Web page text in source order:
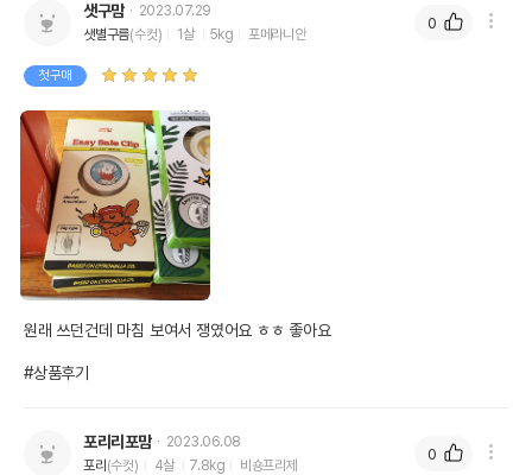
샛구맘
2023.07.29
샛별구름(수컷) 1살 5kg 포메라니안
첫구매
원래 쓰던건데 마침 보여서 쟁였어요 ㅎㅎ 좋아요
#상품후기
0
포리리포맘
2023.06.08
포리 (수컷) 4살 7.8kg 비숑프리제
0